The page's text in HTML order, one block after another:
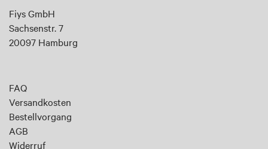
an
für
unseren
Newsletter:
Fiys GmbH
Sachsenstr. 7
20097 Hamburg
FAQ
Versandkosten
Bestellvorgang
AGB
Widerruf